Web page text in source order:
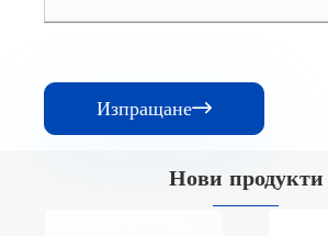
Изпращане
Нови продукти